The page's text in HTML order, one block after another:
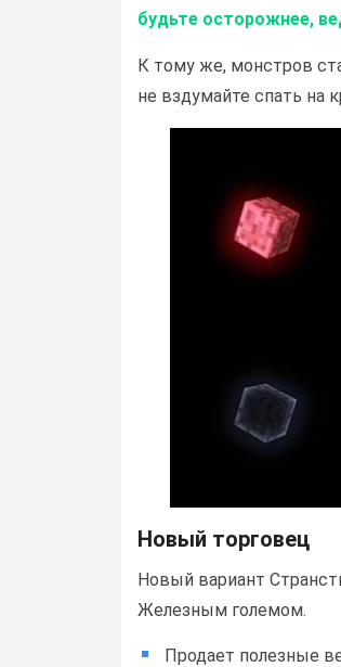
будьте осторожнее,
К тому же, монстров
не вздумайте спать на
Новый торговец
Новый вариант
Железным големом.
Продает полезные